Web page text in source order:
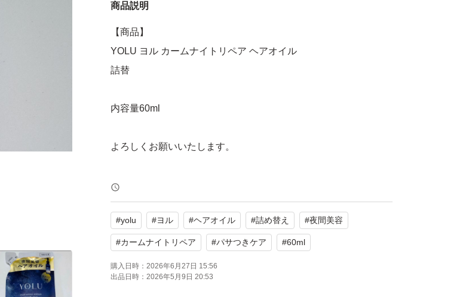
商品説明
【商品】
YOLU ヨル カームナイトリペア ヘアオイル
詰替
内容量60ml
よろしくお願いいたします。
ヨル カームナイトリペアヘアオイル 詰替/60ml
ブランド：YOLU
#yolu #ヨル #ヘアオイル #詰め替え #夜間美容
#カームナイトリペア #パサつきケア #60ml
購入日時： 2026年6月27日 15:56
出品日時： 2026年5月9日 20:53